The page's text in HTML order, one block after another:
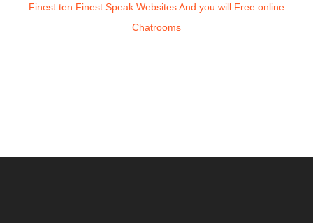
Finest ten Finest Speak Websites And you will Free online
Chatrooms